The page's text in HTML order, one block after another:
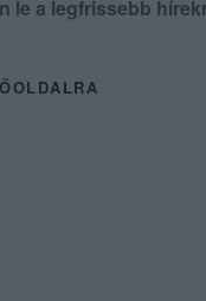
le a legfrissebb